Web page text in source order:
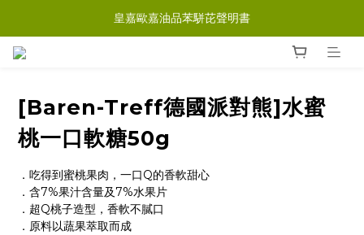
皇嘉歐嘉油品苯駢芘聲明書
[Baren-Treff德國派對熊]水蜜
桃一口軟糖50g
．吃得到蜜桃果肉，一口Q的香軟甜心
．含7%果汁含量及7%水果片
．超Q桃子造型，香軟不膩口
．原料以蔬果萃取而成